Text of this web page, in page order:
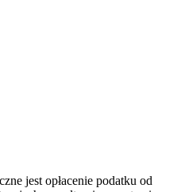
jest opłacenie podatku od